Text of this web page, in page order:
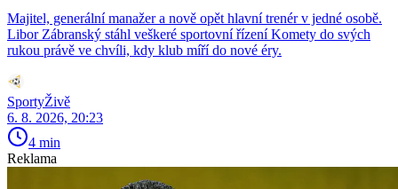
Majitel, generální manažer a nově opět hlavní trenér v jedné osobě.
Libor Zábranský stáhl veškeré sportovní řízení Komety do svých
rukou právě ve chvíli, kdy klub míří do nové éry.
SportyŽivě
6. 8. 2026, 20:23
4 min
Reklama